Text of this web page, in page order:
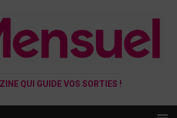
QUI GUIDE VOS SORTIES !